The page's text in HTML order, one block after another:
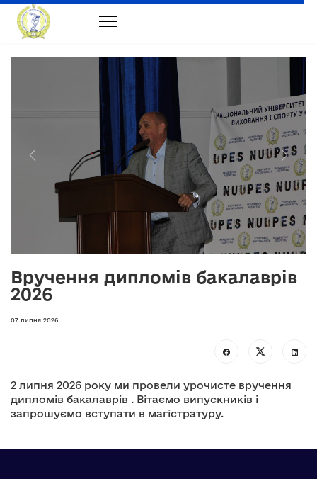
Previous Next
Вручення дипломів бакалаврів
2026
07 липня 2026
2 липня 2026 року ми провели урочисте вручення
дипломів бакалаврів . Вітаємо випускників і
запрошуємо вступати в магістратуру.